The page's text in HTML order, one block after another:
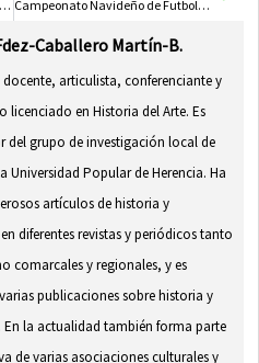
Alumnos del colegio Mercedarias de Herencia visitan el Ayuntamiento de Herencia Campeonato Navideño de Futbolín por parejas
Caballero Martín-B.
articulista, conferenciante y
licenciado en Historia del Arte. Es
del grupo de investigación local de
Universidad Popular de Herencia. Ha
artículos de historia y
diferentes revistas y periódicos tanto
comarcales y regionales, y es
publicaciones sobre historia y
la actualidad también forma parte
de varias asociaciones culturales y